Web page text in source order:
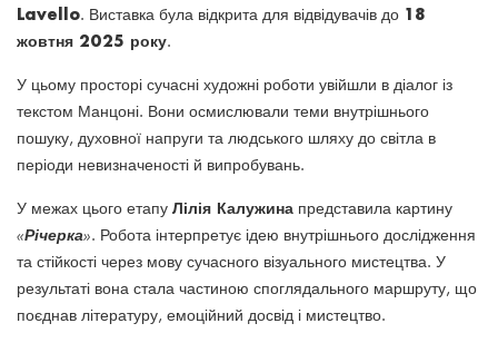
Lavello. Виставка була відкрита для відвідувачів до 18
жовтня 2025 року.
У цьому просторі сучасні художні роботи увійшли в діалог із
текстом Манцоні. Вони осмислювали теми внутрішнього
пошуку, духовної напруги та людського шляху до світла в
періоди невизначеності й випробувань.
У межах цього етапу Лілія Калужина представила картину
«Річерка». Робота інтерпретує ідею внутрішнього дослідження
та стійкості через мову сучасного візуального мистецтва. У
результаті вона стала частиною споглядального маршруту, що
поєднав літературу, емоційний досвід і мистецтво.